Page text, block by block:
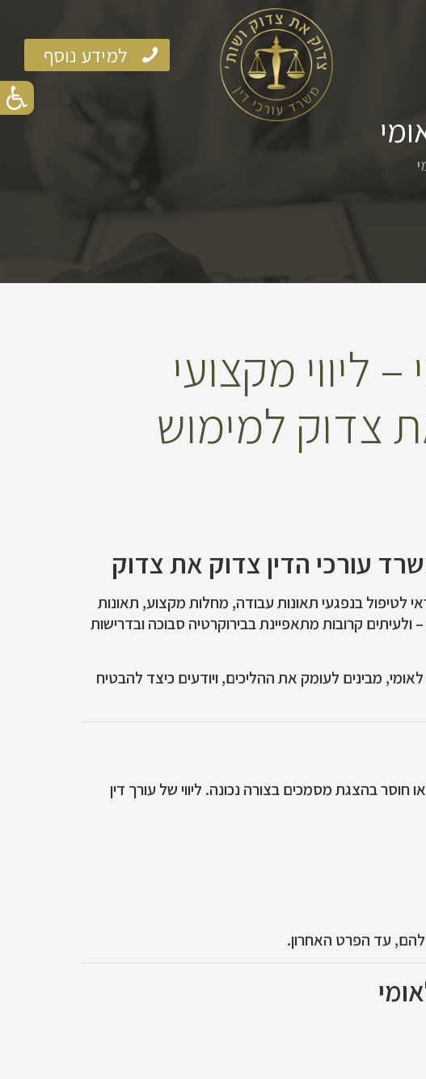
למידע נוסף
ליווי מקצועי
צדוק למימוש
עורכי הדין צדוק את צדוק
לטיפול בנפגעי תאונות עבודה, מחלות מקצוע, תאונות
ולעיתים קרובות מתאפיינת בבירוקרטיה סבוכה ובדרישות
מבינים לעומק את ההליכים, ויודעים כיצד להבטיח
בהצגת מסמכים בצורה נכונה. ליווי של עורך דין
להם, עד הפרט האחרון.